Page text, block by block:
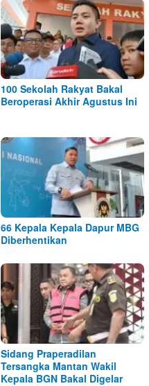
100 Sekolah Rakyat Bakal
Beroperasi Akhir Agustus Ini
66 Kepala Kepala Dapur MBG
Diberhentikan
Sidang Praperadilan
Tersangka Mantan Wakil
Kepala BGN Bakal Digelar